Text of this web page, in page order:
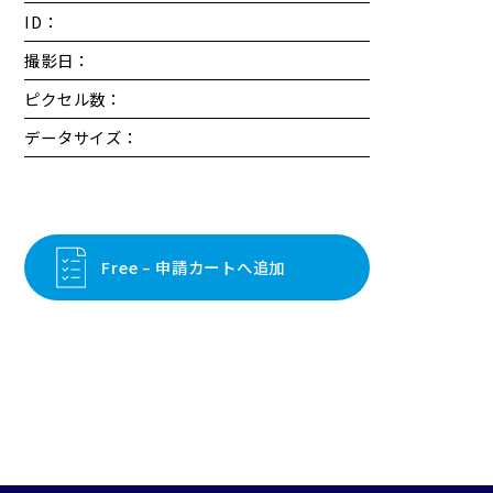
ID：
撮影日：
ピクセル数：
データサイズ：
Free – 申請カートへ追加